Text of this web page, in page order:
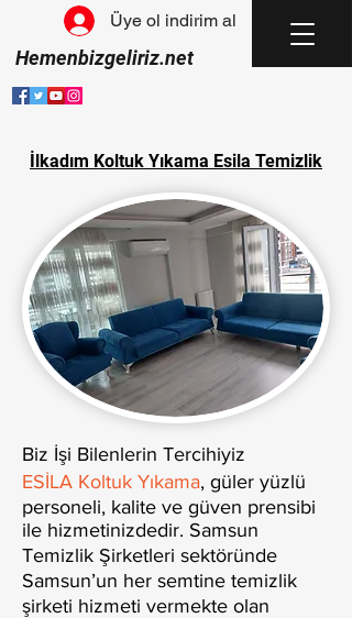
Hemenbizgeliriz.net
Üye ol indirim al
İlkadım Koltuk Yıkama Esila Temizlik
Biz İşi Bilenlerin Tercihiyiz
ESİLA Koltuk Yıkama, güler yüzlü
personeli, kalite ve güven prensibi
ile hizmetinizdedir. Samsun
Temizlik Şirketleri sektöründe
Samsun’un her semtine temizlik
şirketi hizmeti vermekte olan